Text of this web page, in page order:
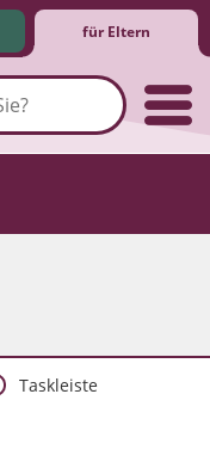
für Eltern
Taskleiste